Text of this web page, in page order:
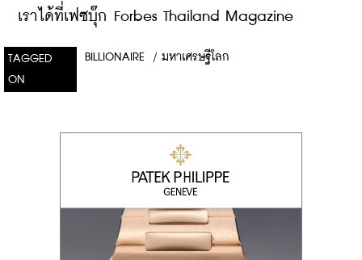
เราได้ที่เฟซบุ๊ก Forbes Thailand Magazine
TAGGED
ON
BILLIONAIRE / มหาเศรษฐีโลก